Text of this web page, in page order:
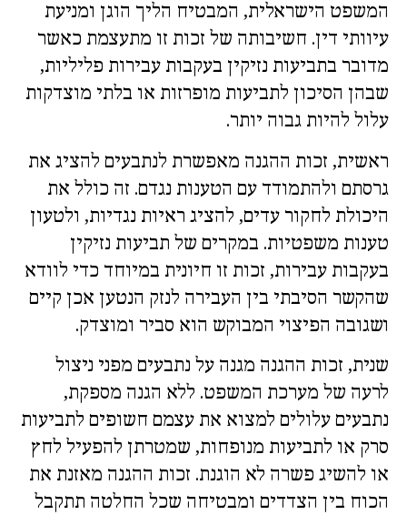
המשפט הישראלית, המבטיח הליך הוגן ומניעת
עיוותי דין. חשיבותה של זכות זו מתעצמת כאשר
מדובר בתביעות נזיקין בעקבות עבירות פליליות,
שבהן הסיכון לתביעות מופרזות או בלתי מוצדקות
עלול להיות גבוה יותר.
ראשית, זכות ההגנה מאפשרת לנתבעים להציג את
גרסתם ולהתמודד עם הטענות נגדם. זה כולל את
היכולת לחקור עדים, להציג ראיות נגדיות, ולטעון
טענות משפטיות. במקרים של תביעות נזיקין
בעקבות עבירות, זכות זו חיונית במיוחד כדי לוודא
שהקשר הסיבתי בין העבירה לנזק הנטען אכן קיים
ושגובה הפיצוי המבוקש הוא סביר ומוצדק.
שנית, זכות ההגנה מגנה על נתבעים מפני ניצול
לרעה של מערכת המשפט. ללא הגנה מספקת,
נתבעים עלולים למצוא את עצמם חשופים לתביעות
סרק או לתביעות מנופחות, שמטרתן להפעיל לחץ
או להשיג פשרה לא הוגנת. זכות ההגנה מאזנת את
הכוח בין הצדדים ומבטיחה שכל החלטה תתקבל